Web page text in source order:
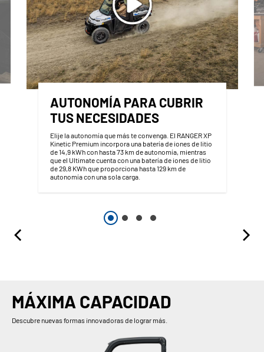
AUTONOMÍA PARA CUBRIR
TUS NECESIDADES
Elije la autonomía que más te convenga. El RANGER XP
Kinetic Premium incorpora una batería de iones de litio
de 14,9 kWh con hasta 73 km de autonomía, mientras
que el Ultimate cuenta con una batería de iones de litio
de 29,8 KWh que proporciona hasta 129 km de
autonomía con una sola carga.
MÁXIMA CAPACIDAD
Descubre nuevas formas innovadoras de lograr más.